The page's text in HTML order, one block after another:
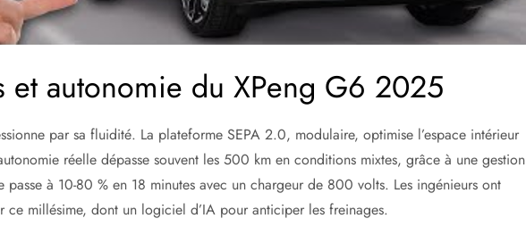
et autonomie du XPeng G6 2025
par sa fluidité. La plateforme SEPA 2.0, modulaire, optimise l’espace intérieur
réelle dépasse souvent les 500 km en conditions mixtes, grâce à une gestion
passe à 10-80 % en 18 minutes avec un chargeur de 800 volts. Les ingénieurs ont
ce millésime, dont un logiciel d’IA pour anticiper les freinages.